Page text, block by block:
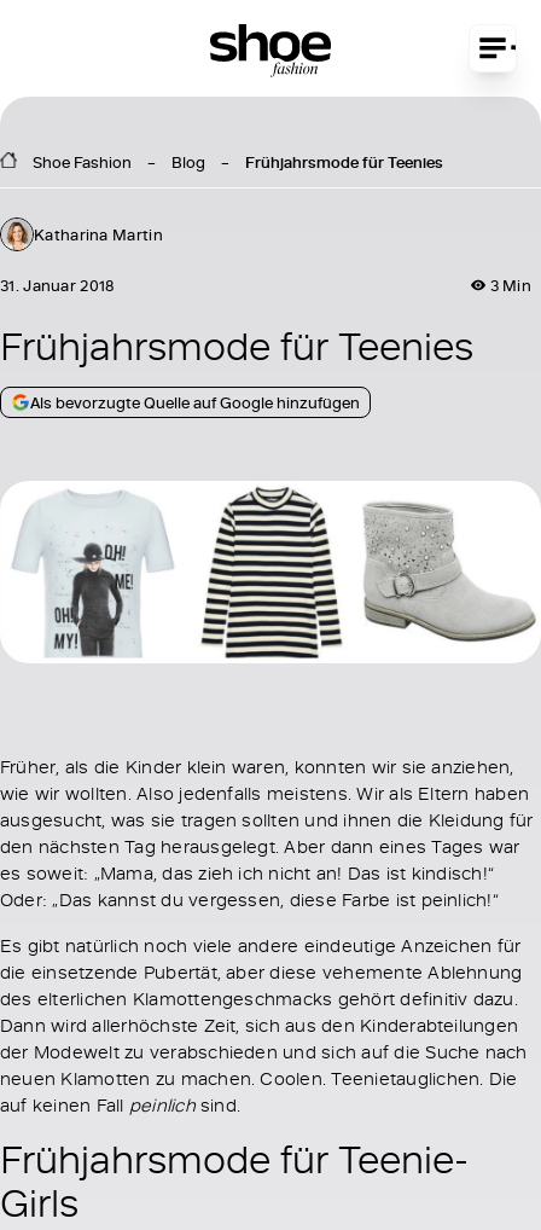
Shoe Fashion Blog Frühjahrsmode für Teenies
Katharina Martin
3 Min
31. Januar 2018
Frühjahrsmode für Teenies
Als bevorzugte Quelle auf Google hinzufügen
Früher, als die Kinder klein waren, konnten wir sie anziehen,
wie wir wollten. Also jedenfalls meistens. Wir als Eltern haben
ausgesucht, was sie tragen sollten und ihnen die Kleidung für
den nächsten Tag herausgelegt. Aber dann eines Tages war
es soweit: „Mama, das zieh ich nicht an! Das ist kindisch!“
Oder: „Das kannst du vergessen, diese Farbe ist peinlich!“
Es gibt natürlich noch viele andere eindeutige Anzeichen für
die einsetzende Pubertät, aber diese vehemente Ablehnung
des elterlichen Klamottengeschmacks gehört definitiv dazu.
Dann wird allerhöchste Zeit, sich aus den Kinderabteilungen
der Modewelt zu verabschieden und sich auf die Suche nach
neuen Klamotten zu machen. Coolen. Teenietauglichen. Die
auf keinen Fall peinlichsind.
Frühjahrsmode für Teenie-
Girls